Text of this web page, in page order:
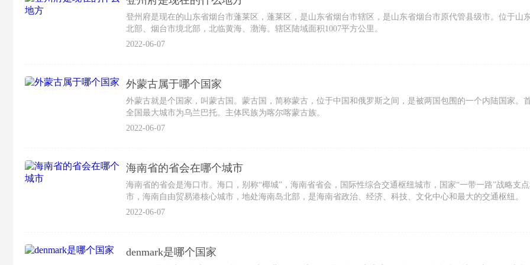
登州府是现在的山东省烟台市蓬莱区，蓬莱区，是山东省烟台市辖区，是山东省烟台市原代管县级市。位于山
北部、烟台市境北部，北临黄海、渤海。辖区陆域面积1007平方公里。
2022-06-07
外蒙古属于哪个国家
外蒙古就是个国家，叫蒙古国。蒙古国，简称蒙古，位于中国和俄罗斯之间，是被两国包围的一个内陆国家。
全国最大城市为乌兰巴托。主体民族为喀尔喀蒙古族。
2022-06-07
海南省的省会在哪个城市
海南省的省会是海口市。海口，别称“椰城”，海南省省会，国际性综合交通枢纽城市，国家“一带一路”战略支
市，海南自由贸易港核心城市，地处海南岛北部，是海南省政治、经济、科技、文化中心和最大的交通枢纽。
2022-06-07
denmark是哪个国家